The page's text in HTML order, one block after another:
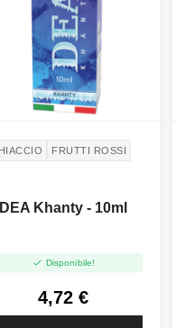
FRUTTI ROSSI
DEA Khanty - 10ml
 Disponibile!
4,72 €